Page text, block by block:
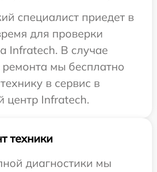
специалист приедет в
для проверки
Infratech. В случае
мы бесплатно
в сервис в
центр Infratech.
техники
диагностики мы